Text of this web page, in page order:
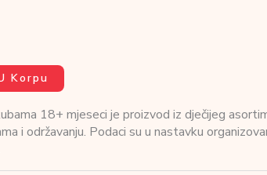
Korpu
18+ mjeseci je proizvod iz dječijeg
i održavanju. Podaci su u nastavku